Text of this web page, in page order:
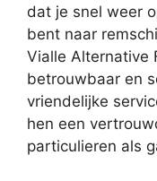
dat je snel weer
bent naar
Vialle Alternative
betrouwbaar en
vriendelijke
hen een
particulieren als